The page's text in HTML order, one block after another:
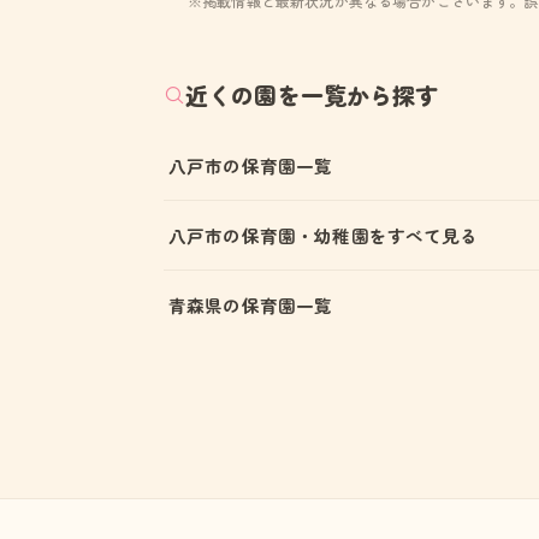
近くの園を一覧から探す
八戸市の保育園一覧
八戸市の保育園・幼稚園をすべて見る
青森県の保育園一覧